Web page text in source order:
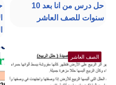
حل درس من انا بعد 10
سنوات للصف العاشر
الصف العاشر